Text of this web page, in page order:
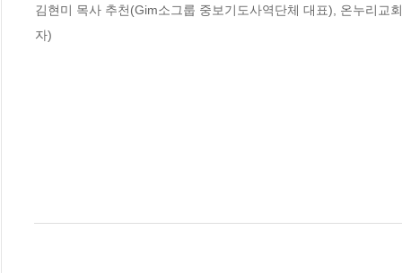
김현미 목사 추천(Gim소그룹 중보기도사역단체 대표), 온누리교
자)